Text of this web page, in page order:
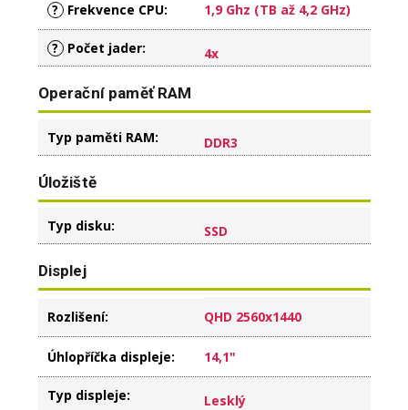
? Frekvence CPU: 1,9 Ghz (TB až 4,2 GHz)
? Počet jader: 4x
Operační paměť RAM
Typ paměti RAM: DDR3
Úložiště
Typ disku: SSD
Displej
Rozlišení: QHD 2560x1440
Úhlopříčka displeje: 14,1"
Typ displeje: Lesklý